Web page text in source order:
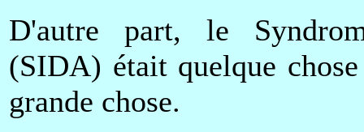
D'autre part, le
(SIDA) était quelque
grande chose.